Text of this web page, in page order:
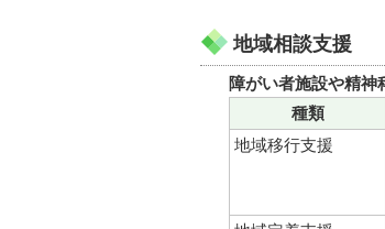
地域相談支援
障がい者施設や精神
種類
地域移行支援